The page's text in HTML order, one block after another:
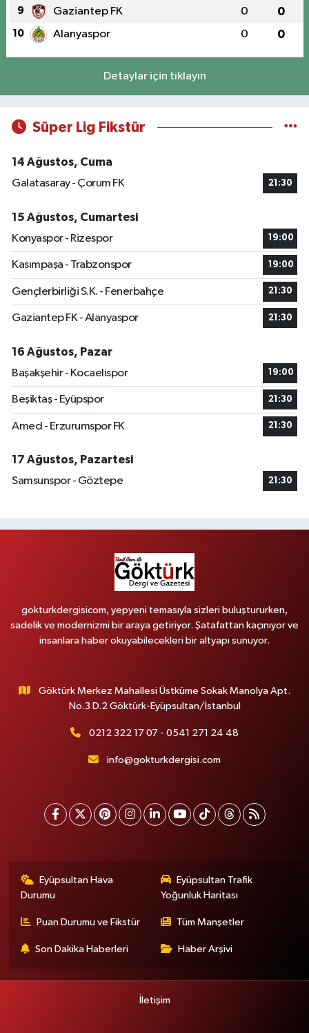
9 Gaziantep FK 0 0
10 Alanyaspor 0 0
Detaylar için tıklayın
Süper Lig Fikstür
14 Ağustos, Cuma
Galatasaray - Çorum FK
21:30
15 Ağustos, Cumartesi
Konyaspor - Rizespor
19:00
Kasımpaşa - Trabzonspor 19:00
Gençlerbirliği S.K. - Fenerbahçe 21:30
Gaziantep FK - Alanyaspor 21:30
16 Ağustos, Pazar
Başakşehir - Kocaelispor
19:00
Beşiktaş - Eyüpspor 21:30
Amed - Erzurumspor FK 21:30
17 Ağustos, Pazartesi
Samsunspor - Göztepe
21:30
gokturkdergisicom, yepyeni temasıyla sizleri buluştururken,
sadelik ve modernizmi bir araya getiriyor. Şatafattan kaçınıyor ve
insanlara haber okuyabilecekleri bir altyapı sunuyor.
Göktürk Merkez Mahallesi Üstküme Sokak Manolya Apt.
No.3 D.2 Göktürk-Eyüpsultan/İstanbul
0212 322 17 07 - 0541 271 24 48
info@gokturkdergisi.com
Eyüpsultan Hava
Durumu
Eyüpsultan Trafik
Yoğunluk Haritası
Puan Durumu ve Fikstür Tüm Manşetler
Son Dakika Haberleri Haber Arşivi
İletişim